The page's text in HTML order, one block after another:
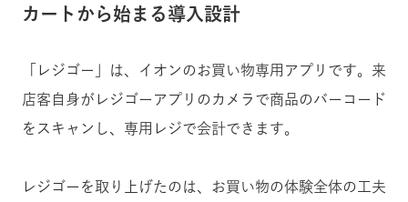
カートから始まる導入設計
「レジゴー」は、イオンのお買い物専用アプリです。来
店客自身がレジゴーアプリのカメラで商品のバーコード
をスキャンし、専用レジで会計できます。
レジゴーを取り上げたのは、お買い物の体験全体の工夫